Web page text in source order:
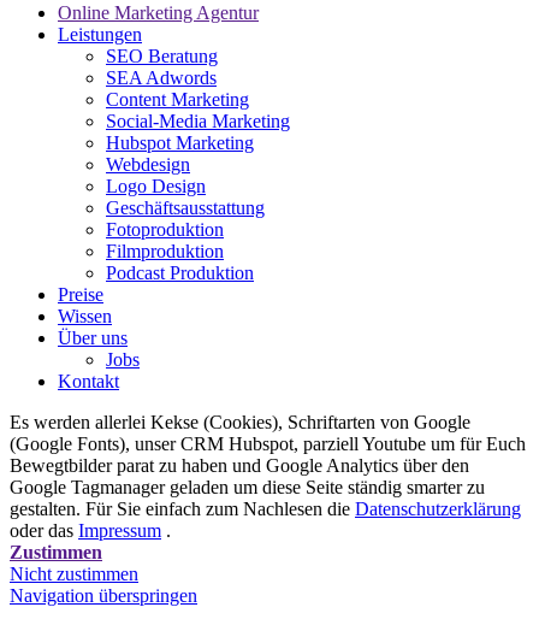
Online Marketing Agentur
Leistungen
SEO Beratung
SEA Adwords
Content Marketing
Social-Media Marketing
Hubspot Marketing
Webdesign
Logo Design
Geschäftsausstattung
Fotoproduktion
Filmproduktion
Podcast Produktion
Preise
Wissen
Über uns
Jobs
Kontakt
Es werden allerlei Kekse (Cookies), Schriftarten von Google
(Google Fonts), unser CRM Hubspot, parziell Youtube um für Euch
Bewegtbilder parat zu haben und Google Analytics über den
Google Tagmanager geladen um diese Seite ständig smarter zu
gestalten. Für Sie einfach zum Nachlesen die Datenschutzerklärung
oder das Impressum .
Zustimmen
Nicht zustimmen
Navigation überspringen